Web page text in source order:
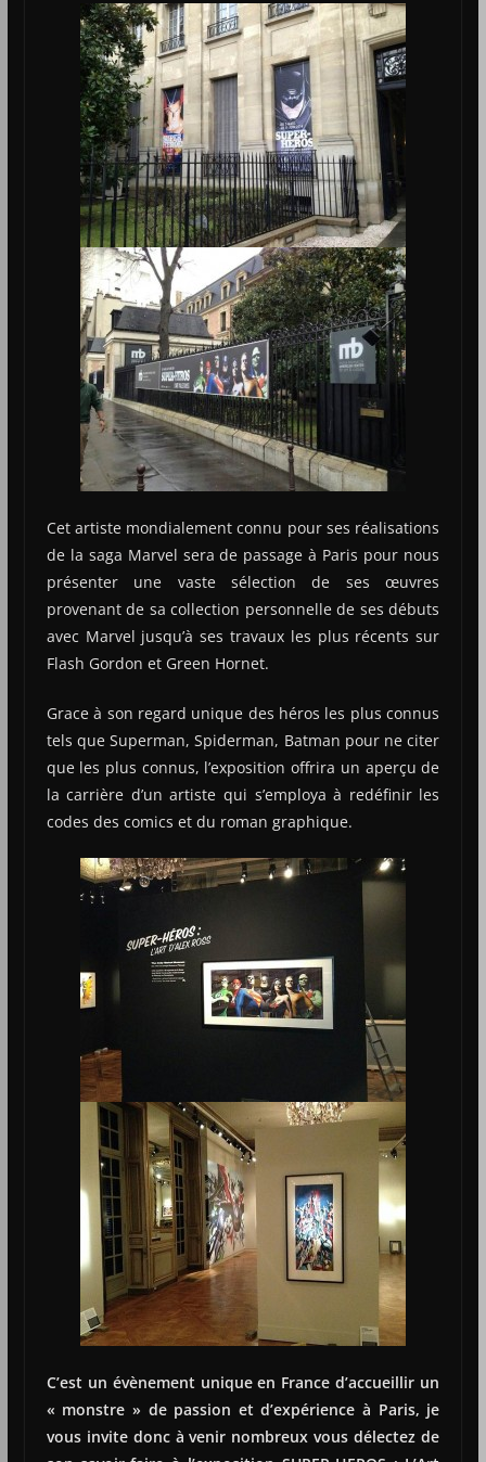
Cet artiste mondialement connu pour ses réalisations
de la saga Marvel sera de passage à Paris pour nous
présenter une vaste sélection de ses œuvres
provenant de sa collection personnelle de ses débuts
avec Marvel jusqu’à ses travaux les plus récents sur
Flash Gordon et Green Hornet.
Grace à son regard unique des héros les plus connus
tels que Superman, Spiderman, Batman pour ne citer
que les plus connus, l’exposition offrira un aperçu de
la carrière d’un artiste qui s’employa à redéfinir les
codes des comics et du roman graphique.
C’est un évènement unique en France d’accueillir un
« monstre » de passion et d’expérience à Paris, je
vous invite donc à venir nombreux vous délectez de